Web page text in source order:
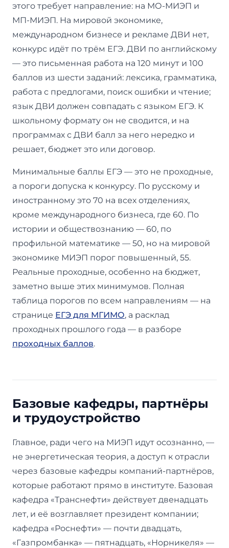
этого требует направление: на МО-МИЭП и
МП-МИЭП. На мировой экономике,
международном бизнесе и рекламе ДВИ нет,
конкурс идёт по трём ЕГЭ. ДВИ по английскому
— это письменная работа на 120 минут и 100
баллов из шести заданий: лексика, грамматика,
работа с предлогами, поиск ошибки и чтение;
язык ДВИ должен совпадать с языком ЕГЭ. К
школьному формату он не сводится, и на
программах с ДВИ балл за него нередко и
решает, бюджет это или договор.
Минимальные баллы ЕГЭ — это не проходные,
а пороги допуска к конкурсу. По русскому и
иностранному это 70 на всех отделениях,
кроме международного бизнеса, где 60. По
истории и обществознанию — 60, по
профильной математике — 50, но на мировой
экономике МИЭП порог повышенный, 55.
Реальные проходные, особенно на бюджет,
заметно выше этих минимумов. Полная
таблица порогов по всем направлениям — на
странице ЕГЭ для МГИМО, а расклад
проходных прошлого года — в разборе
проходных баллов.
Базовые кафедры, партнёры
и трудоустройство
Главное, ради чего на МИЭП идут осознанно, —
не энергетическая теория, а доступ к отрасли
через базовые кафедры компаний-партнёров,
которые работают прямо в институте. Базовая
кафедра «Транснефти» действует двенадцать
лет, и её возглавляет президент компании;
кафедра «Роснефти» — почти двадцать,
«Газпромбанка» — пятнадцать, «Норникеля» —